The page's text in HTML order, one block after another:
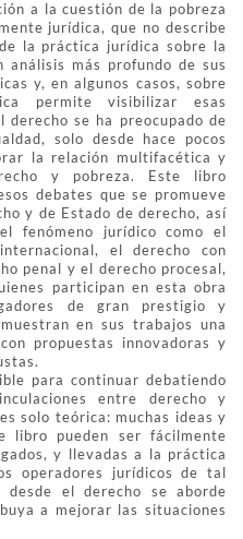
a la cuestión de la pobreza
jurídica, que no describe
la práctica jurídica sobre la
análisis más profundo de sus
y, en algunos casos, sobre
permite visibilizar esas
se ha preocupado de
solo desde hace pocos
la relación multifacética y
y pobreza. Este libro
debates que se promueve
y de Estado de derecho, así
fenómeno jurídico como el
el derecho con
penal y el derecho procesal,
participan en esta obra
de gran prestigio y
en sus trabajos una
propuestas innovadoras y
para continuar debatiendo
entre derecho y
solo teórica: muchas ideas y
libro pueden ser fácilmente
y llevadas a la práctica
operadores jurídicos de tal
desde el derecho se aborde
a mejorar las situaciones